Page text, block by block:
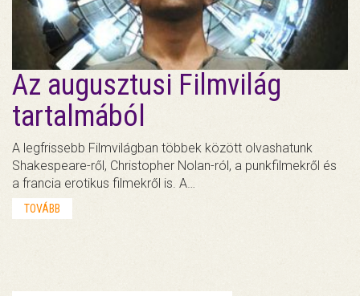
Az augusztusi Filmvilág
tartalmából
A legfrissebb Filmvilágban többek között olvashatunk
Shakespeare-ről, Christopher Nolan-ról, a punkfilmekről és
a francia erotikus filmekről is. A…
TOVÁBB